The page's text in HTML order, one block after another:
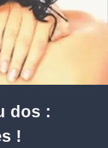
dos :
!